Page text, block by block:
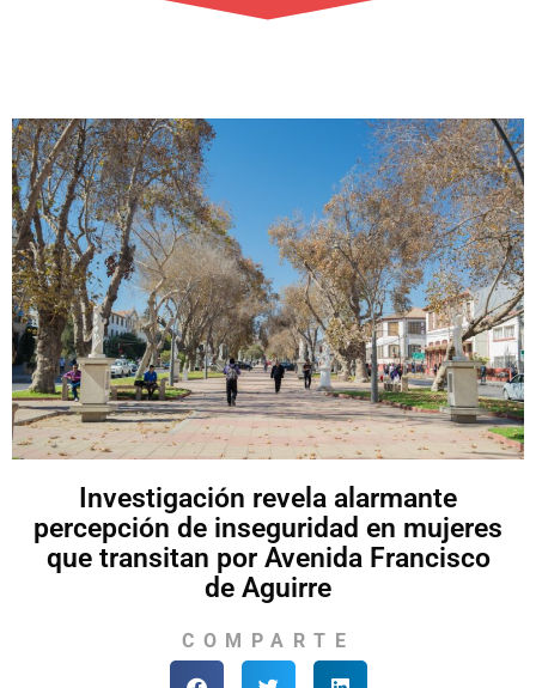
Investigación revela alarmante
percepción de inseguridad en mujeres
que transitan por Avenida Francisco
de Aguirre
COMPARTE